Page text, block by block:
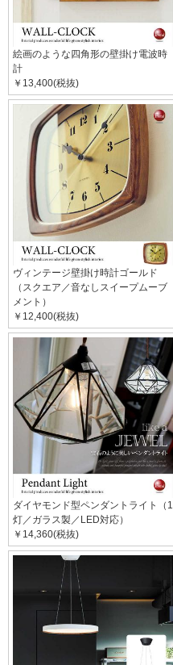
絵画のような四角形の壁掛け電波時
計
￥13,400(税抜)
ヴィンテージ壁掛け時計ゴールド
（スクエア／音なしスイープムーブ
メント）
￥12,400(税抜)
ダイヤモンド型ペンダントライト（1
灯／ガラス製／LED対応）
￥14,360(税抜)